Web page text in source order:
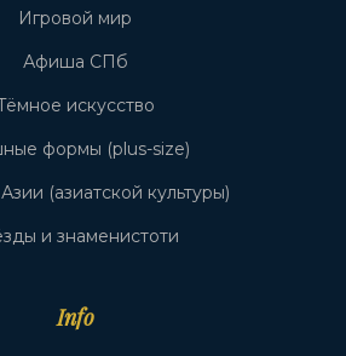
Игровой мир
Афиша СПб
искусство
формы (plus-size)
(азиатской культуры)
и знаменистоти
Info